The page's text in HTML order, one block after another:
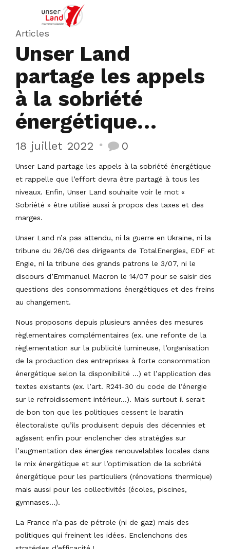
Articles
Unser Land
partage les appels
à la sobriété
énergétique…
18 juillet 2022 0
Unser Land partage les appels à la sobriété énergétique
et rappelle que l’effort devra être partagé à tous les
niveaux. Enfin, Unser Land souhaite voir le mot «
Sobriété » être utilisé aussi à propos des taxes et des
marges.
Unser Land n’a pas attendu, ni la guerre en Ukraine, ni la
tribune du 26/06 des dirigeants de TotalEnergies, EDF et
Engie, ni la tribune des grands patrons le 3/07, ni le
discours d’Emmanuel Macron le 14/07 pour se saisir des
questions des consommations énergétiques et des freins
au changement.
Nous proposons depuis plusieurs années des mesures
règlementaires complémentaires (ex. une refonte de la
règlementation sur la publicité lumineuse, l’organisation
de la production des entreprises à forte consommation
énergétique selon la disponibilité …) et l’application des
textes existants (ex. l’art. R241-30 du code de l’énergie
sur le refroidissement intérieur…). Mais surtout il serait
de bon ton que les politiques cessent le baratin
électoraliste qu’ils produisent depuis des décennies et
agissent enfin pour enclencher des stratégies sur
l’augmentation des énergies renouvelables locales dans
le mix énergétique et sur l’optimisation de la sobriété
énergétique pour les particuliers (rénovations thermique)
mais aussi pour les collectivités (écoles, piscines,
gymnases…).
La France n’a pas de pétrole (ni de gaz) mais des
politiques qui freinent les idées. Enclenchons des